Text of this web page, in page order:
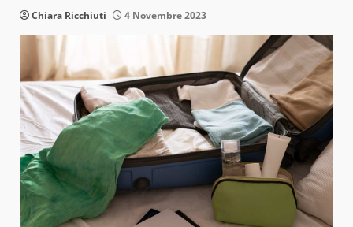
Chiara Ricchiuti 4 Novembre 2023